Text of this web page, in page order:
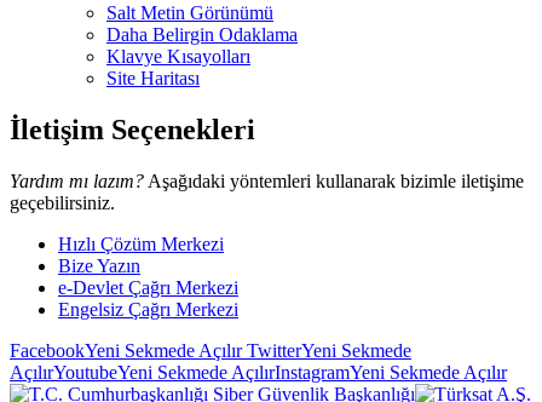
Salt Metin Görünümü
Daha Belirgin Odaklama
Klavye Kısayolları
Site Haritası
İletişim Seçenekleri
Yardım mı lazım? Aşağıdaki yöntemleri kullanarak bizimle iletişime
geçebilirsiniz.
Hızlı Çözüm Merkezi
Bize Yazın
e-Devlet Çağrı Merkezi
Engelsiz Çağrı Merkezi
FacebookYeni Sekmede AçılırTwitterYeni Sekmede
AçılırYoutubeYeni Sekmede AçılırInstagramYeni Sekmede Açılır